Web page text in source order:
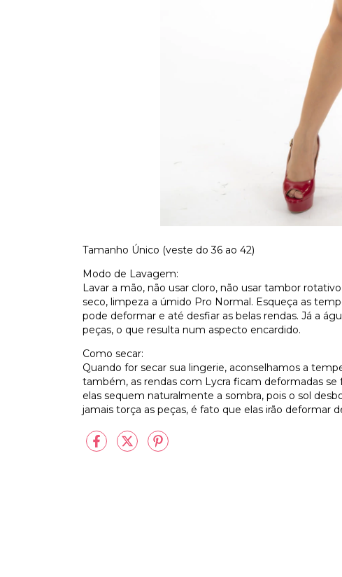
Tamanho Único (veste do 36 ao 42)
Modo de Lavagem:
Lavar a mão, não usar cloro, não usar tambor
seco, limpeza a úmido Pro Normal. Esqueça as
pode deformar e até desfiar as belas rendas. Já a
peças, o que resulta num aspecto encardido.
Como secar:
Quando for secar sua lingerie, aconselhamos a
também, as rendas com Lycra ficam deformadas
elas sequem naturalmente a sombra, pois o sol
jamais torça as peças, é fato que elas irão deformar